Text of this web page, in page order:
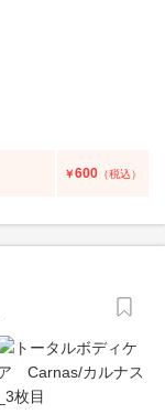
￥600 （税込）